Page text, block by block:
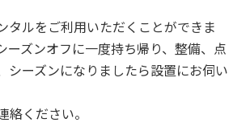
タルをご利用いただくことができま
ーズンオフに一度持ち帰り、整備、点
シーズンになりましたら設置にお伺い
絡ください。